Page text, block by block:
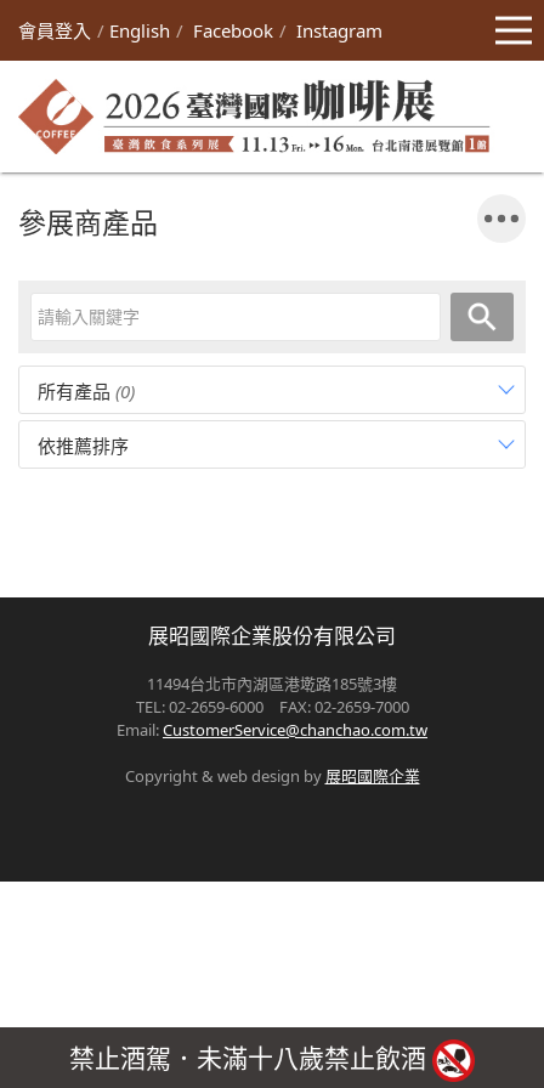
會員登入 English Facebook Instagram
參展商產品
所有產品 (0)
依推薦排序
展昭國際企業股份有限公司
11494台北市內湖區港墘路185號3樓
TEL: 02-2659-6000 FAX: 02-2659-7000
Email:CustomerService@chanchao.com.tw
Copyright & web design by 展昭國際企業
禁止酒駕．未滿十八歲禁止飲酒